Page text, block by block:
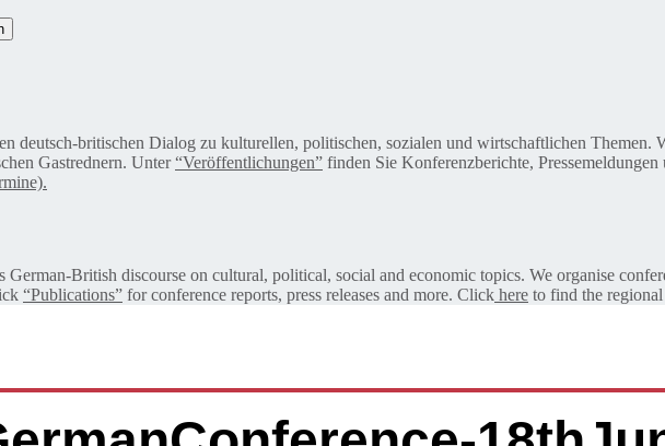
deutsch-britischen Dialog zu kulturellen, politischen, sozialen und wirtschaftlichen Themen.
Gastrednern. Unter“Veröffentlichungen” finden Sie Konferenzberichte,
British discourse on cultural, political, social and economic topics. We organise
“Publications” for conference reports, press releases and more. Click here to find the